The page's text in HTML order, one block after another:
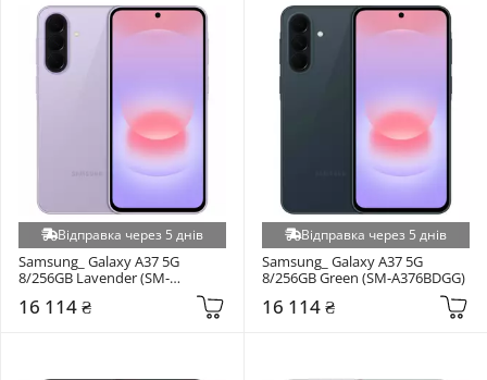
Відправка через 5 днів
Samsung_ Galaxy A37 5G
8/256GB Lavender (SM-
16 114 ₴
Відправка через 5 днів
Samsung_ Galaxy A37 5G
8/256GB Green (SM-A376BDGG)
16 114 ₴